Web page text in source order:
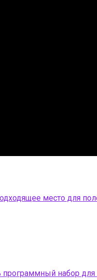
место для
программный набор для